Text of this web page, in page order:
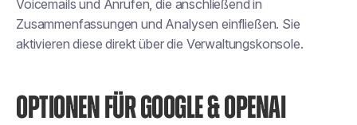
Voicemails und Anrufen, die anschließend in
Zusammenfassungen und Analysen einfließen. Sie
aktivieren diese direkt über die Verwaltungskonsole.
OPTIONEN FÜR GOOGLE & OPENAI